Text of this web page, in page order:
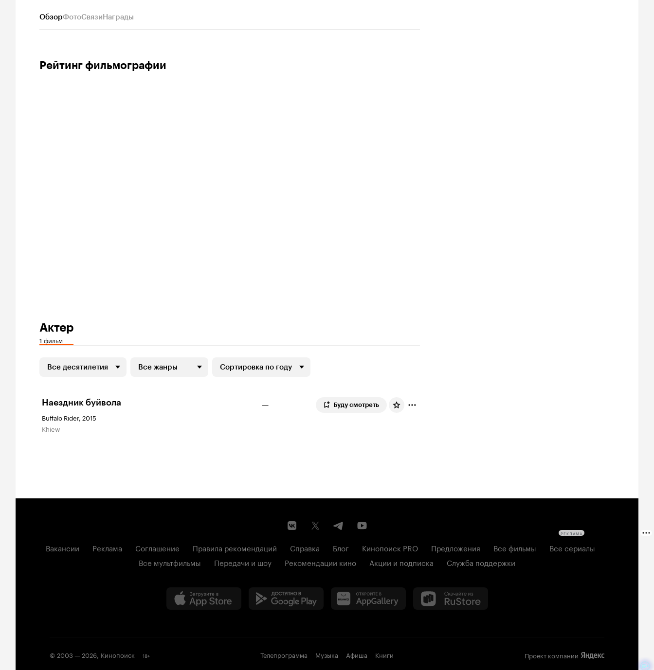
ОбзорФотоСвязиНаграды
Рейтинг фильмографии
Актер
1 фильм
Все десятилетия Все жанры Сортировка по году
Наездник буйвола
Buffalo Rider, 2015
Khiew
— Буду смотреть
Вакансии Реклама Соглашение Правила рекомендаций Справка Блог Кинопоиск PRO Предложения Все фильмы
Все сериалы
Все мультфильмы
Передачи и шоу Рекомендации кино Акции и подписка Служба поддержки
© 2003 —2026, Кинопоиск 18+ Телепрограмма Музыка Афиша Книги Проект компании
РЕКЛАМА